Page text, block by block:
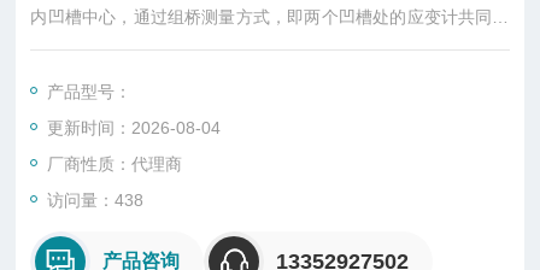
内凹槽中心，通过组桥测量方式，即两个凹槽处的应变计共同组
成一个惠斯通电桥，或分别组成惠斯通电桥再并联进行测量
产品型号：
更新时间：2026-08-04
厂商性质：代理商
访问量：438
产品咨询 13352927502